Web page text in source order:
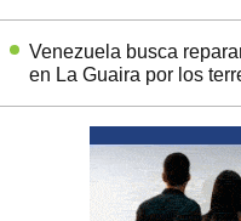
Venezuela busca
en La Guaira por los